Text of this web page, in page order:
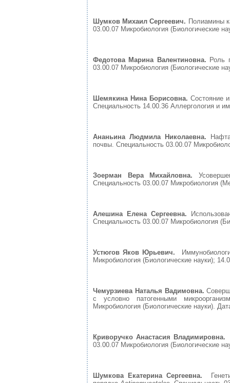
Шумков Михаил Сергеевич. Полиамины
03.00.07 Микробиология (Биологические
Федотова Марина Валентиновна. Роль
03.00.07 Микробиология (Биологические
Шемякина Нина Борисовна. Состояние
Специальность 14.00.36 Аллергология и
Ананьина Людмила Николаевна.
почвы. Специальность 03.00.07
Зоерман Вера Михайловна.
Специальность 03.00.07 Микробиология
Алешина Елена Сергеевна.
Специальность 03.00.07 Микробиология
Устюгов Яков Юрьевич.
Микробиология (Биологические науки);
Чемурзиева Наталья Вадимовна.
с условно патогенными
Микробиология (Биологические науки).
Криворучко Анастасия Владимировна.
03.00.07 Микробиология (Биологические
Шумкова Екатерина Сергеевна.